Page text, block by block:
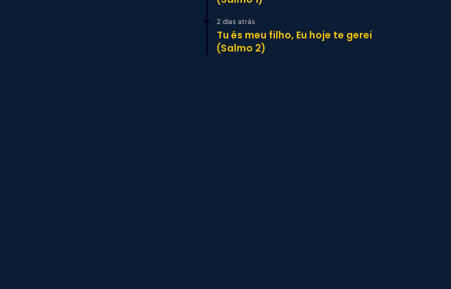
2 dias atrás
Tu és meu filho, Eu hoje te gerei
(Salmo 2)